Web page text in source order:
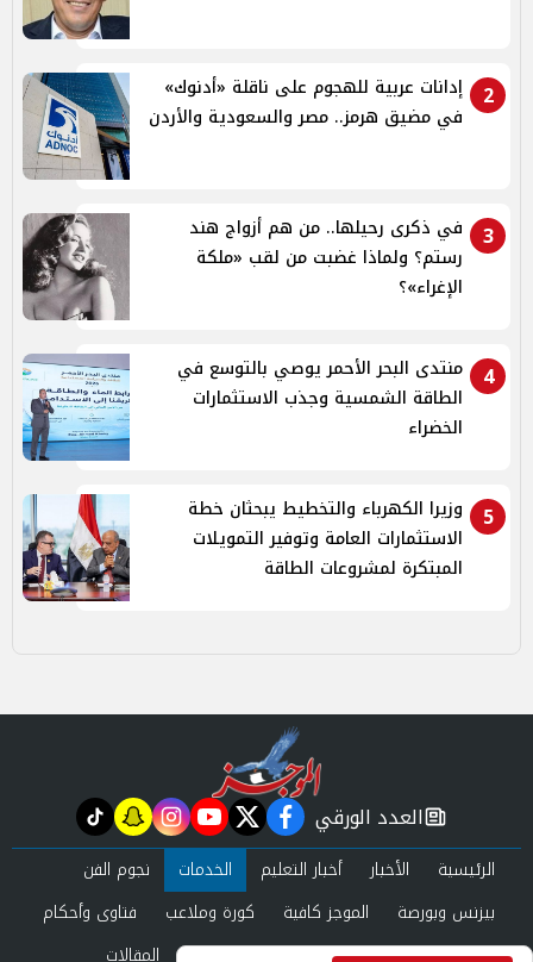
2
إدانات عربية للهجوم على ناقلة «أدنوك»
في مضيق هرمز.. مصر والسعودية والأردن
3
في ذكرى رحيلها.. من هم أزواج هند
رستم؟ ولماذا غضبت من لقب «ملكة
الإغراء»؟
4
منتدى البحر الأحمر يوصي بالتوسع في
الطاقة الشمسية وجذب الاستثمارات
الخضراء
5
وزيرا الكهرباء والتخطيط يبحثان خطة
الاستثمارات العامة وتوفير التمويلات
المبتكرة لمشروعات الطاقة
newspaper
العدد الورقي facebook
twitter
youtube
instagram
snapchat
tiktok
الرئيسية الأخبار أخبار التعليم الخدمات
نجوم الفن
بيزنس وبورصة
الموجز كافية كورة وملاعب
فتاوى وأحكام